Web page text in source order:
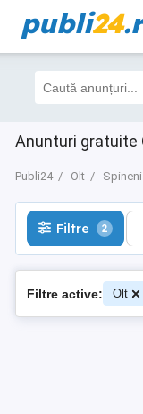
publi24
Anunturi gratuite
Publi24 Olt Spineni
Filtre 2
Filtre 2
Filtre active: Olt